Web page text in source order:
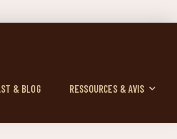
& BLOG
RESSOURCES & AVIS